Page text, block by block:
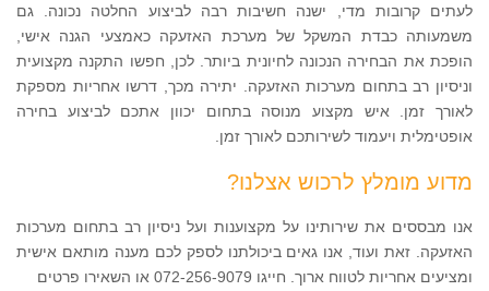
לעתים קרובות מדי, ישנה חשיבות רבה לביצוע החלטה נכונה. גם
משמעותה כבדת המשקל של מערכת האזעקה כאמצעי הגנה אישי,
הופכת את הבחירה הנכונה לחיונית ביותר. לכן, חפשו התקנה מקצועית
וניסיון רב בתחום מערכות האזעקה. יתירה מכך, דרשו אחריות מספקת
לאורך זמן. איש מקצוע מנוסה בתחום יכוון אתכם לביצוע בחירה
אופטימלית ויעמוד לשירותכם לאורך זמן.
מדוע מומלץ לרכוש אצלנו?
אנו מבססים את שירותינו על מקצוענות ועל ניסיון רב בתחום מערכות
האזעקה. זאת ועוד, אנו גאים ביכולתנו לספק לכם מענה מותאם אישית
ומציעים אחריות לטווח ארוך. חייגו 072-256-9079 או השאירו פרטים